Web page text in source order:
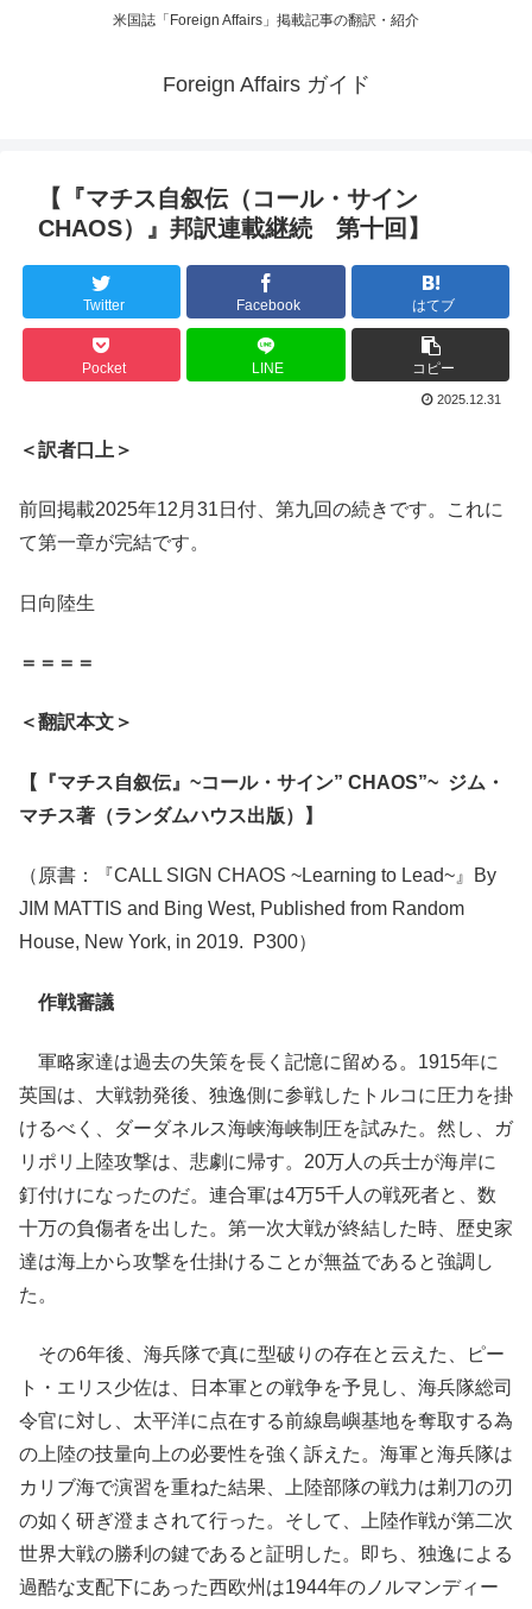
米国誌「Foreign Affairs」掲載記事の翻訳・紹介
Foreign Affairs ガイド
【『マチス自叙伝（コール・サイン
CHAOS）』邦訳連載継続 第十回】
Twitter Facebook はてブ
Pocket LINE コピー
2025.12.31
＜訳者口上＞
前回掲載2025年12月31日付、第九回の続きです。これに
て第一章が完結です。
日向陸生
＝＝＝＝
＜翻訳本文＞
【『マチス自叙伝』~コール・サイン” CHAOS”~ ジム・
マチス著（ランダムハウス出版）】
（原書：『CALL SIGN CHAOS ~Learning to Lead~』By
JIM MATTIS and Bing West, Published from Random
House, New York, in 2019. P300）
作戦審議
軍略家達は過去の失策を長く記憶に留める。1915年に
英国は、大戦勃発後、独逸側に参戦したトルコに圧力を掛
けるべく、ダーダネルス海峡海峡制圧を試みた。然し、ガ
リポリ上陸攻撃は、悲劇に帰す。20万人の兵士が海岸に
釘付けになったのだ。連合軍は4万5千人の戦死者と、数
十万の負傷者を出した。第一次大戦が終結した時、歴史家
達は海上から攻撃を仕掛けることが無益であると強調し
た。
その6年後、海兵隊で真に型破りの存在と云えた、ピー
ト・エリス少佐は、日本軍との戦争を予見し、海兵隊総司
令官に対し、太平洋に点在する前線島嶼基地を奪取する為
の上陸の技量向上の必要性を強く訴えた。海軍と海兵隊は
カリブ海で演習を重ねた結果、上陸部隊の戦力は剃刀の刃
の如く研ぎ澄まされて行った。そして、上陸作戦が第二次
世界大戦の勝利の鍵であると証明した。即ち、独逸による
過酷な支配下にあった西欧州は1944年のノルマンディー